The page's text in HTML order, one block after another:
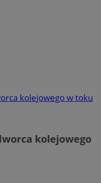
kolejowego w toku
kolejowego